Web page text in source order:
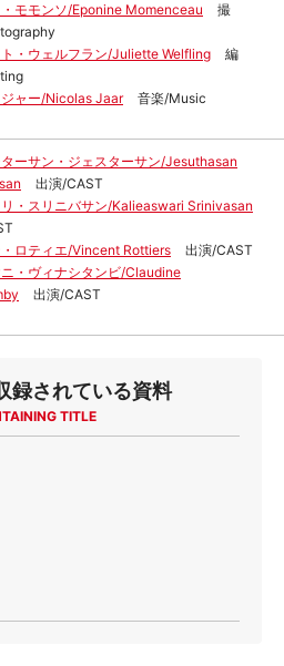
モモンソ/Eponine Momenceau
撮
・ウェルフラン/Juliette Welfling
編
ャー/Nicolas Jaar
音楽/Music
ーサン・ジェスターサン/Jesuthasan
出演/CAST
・スリニバサン/Kalieaswari Srinivasan
ロティエ/Vincent Rottiers
出演/CAST
・ヴィナシタンビ/Claudine
出演/CAST
録されている資料
TITLE